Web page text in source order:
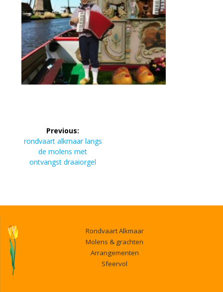
Bericht
navigatie
Previous:
Previous
post:
rondvaart alkmaar langs
de molens met
ontvangst draaiorgel
Rondvaart Alkmaar
Molens & grachten
Arrangementen
Sfeervol